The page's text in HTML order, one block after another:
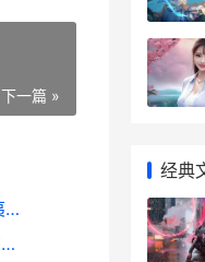
下一篇 »
《原神》远海牧人的宝藏成就策略 原神远海夷地的瑚枝怎么得
云顶之弈11.14版本绝顶阵型组合出装以站位同享2021 云顶之弈11.0
经典